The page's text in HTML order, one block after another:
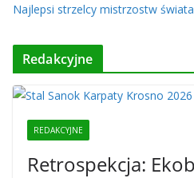
Najlepsi strzelcy mistrzostw świata
Redakcyjne
REDAKCYJNE
Retrospekcja: